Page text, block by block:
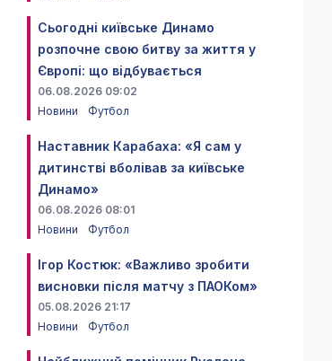
Сьогодні київське Динамо
розпочне свою битву за життя у
Європі: що відбувається
06.08.2026 09:02
Новини
Футбол
Наставник Карабаха: «Я сам у
дитинстві вболівав за київське
Динамо»
06.08.2026 08:01
Новини
Футбол
Ігор Костюк: «Важливо зробити
висновки після матчу з ПАОКом»
05.08.2026 21:17
Новини
Футбол